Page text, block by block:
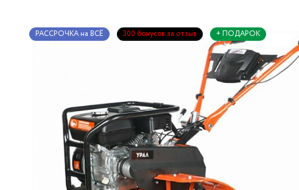
РАССРОЧКА на ВСЁ 300 бонусов за отзыв + ПОДАРОК